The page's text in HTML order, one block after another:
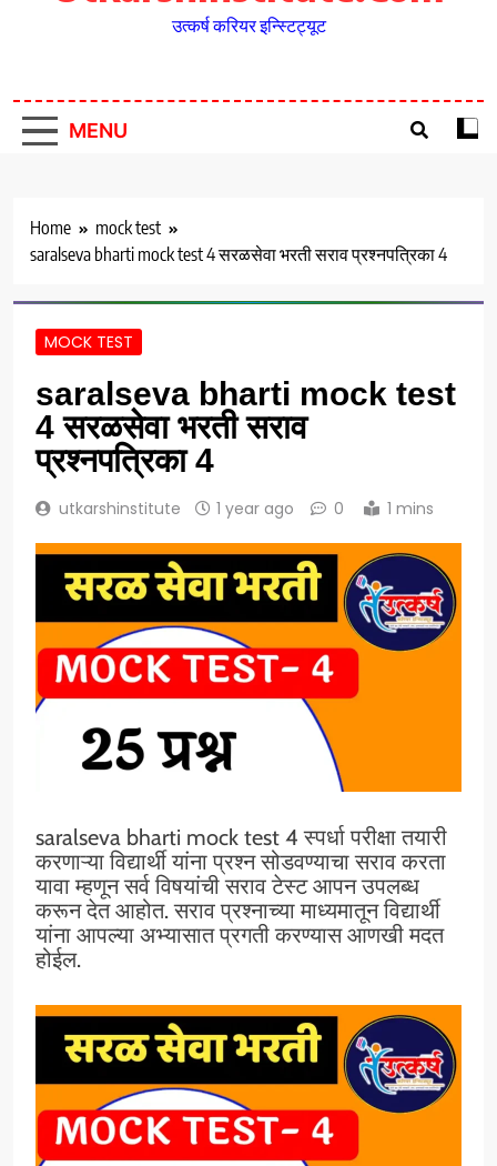
उत्कर्ष करियर इन्स्टिट्यूट
MENU
Home
mock test
saralseva bharti mock test 4 सरळसेवा भरती सराव प्रश्नपत्रिका 4
MOCK TEST
saralseva bharti mock test
4 सरळसेवा भरती सराव
प्रश्नपत्रिका 4
utkarshinstitute 1 year ago 0 1 mins
saralseva bharti mock test 4 स्पर्धा परीक्षा तयारी
करणाऱ्या विद्यार्थी यांना प्रश्न सोडवण्याचा सराव करता
यावा म्हणून सर्व विषयांची सराव टेस्ट आपन उपलब्ध
करून देत आहोत. सराव प्रश्नाच्या माध्यमातून विद्यार्थी
यांना आपल्या अभ्यासात प्रगती करण्यास आणखी मदत
होईल.